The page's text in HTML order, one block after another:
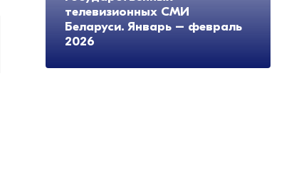
телевизионных СМИ
Беларуси. Январь – февраль
2026